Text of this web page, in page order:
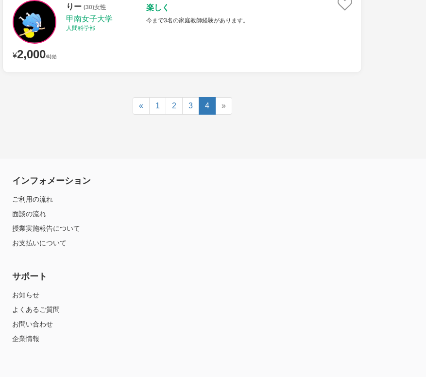
¥2,000/時給
りー (30)女性
甲南女子大学
人間科学部
楽しく
今まで3名の家庭教師経験があります。
« 1 2 3 4 »
インフォメーション
ご利用の流れ
面談の流れ
授業実施報告について
お支払いについて
サポート
お知らせ
よくあるご質問
お問い合わせ
企業情報